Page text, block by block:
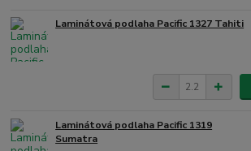
Laminátová podlaha Pacific 1327 Tahiti
Laminátová podlaha Pacific 1319
Sumatra